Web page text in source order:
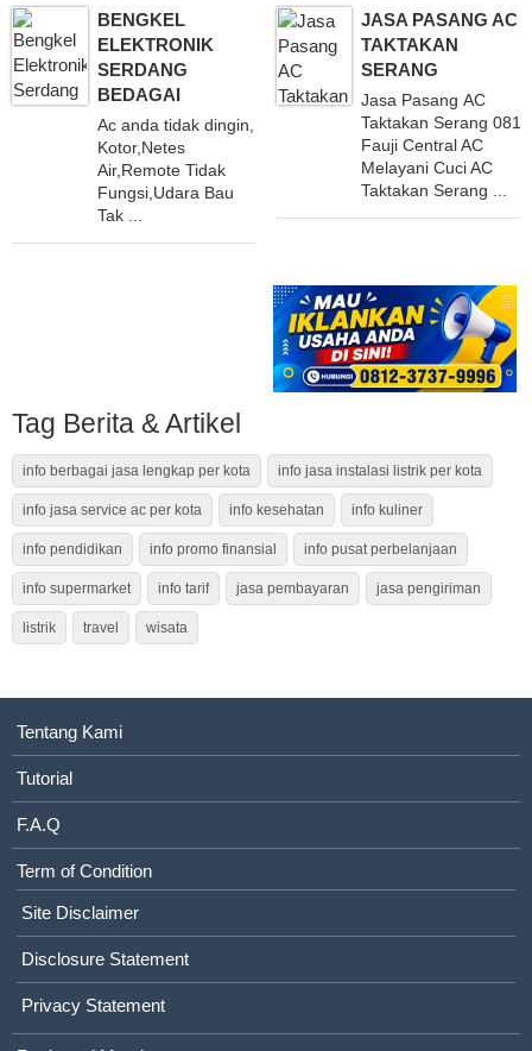
BENGKEL
ELEKTRONIK
SERDANG
BEDAGAI
Ac anda tidak dingin,
Kotor,Netes
Air,Remote Tidak
Fungsi,Udara Bau
Tak ...
JASA PASANG AC
TAKTAKAN
SERANG
Jasa Pasang AC
Taktakan Serang
Fauji Central AC
Melayani Cuci AC
Taktakan Serang ...
Tag Berita & Artikel
info berbagai jasa lengkap per kota info jasa instalasi listrik per kota
info jasa service ac per kota info kesehatan info kuliner
info pendidikan info promo finansial info pusat perbelanjaan
info supermarket info tarif jasa pembayaran jasa pengiriman
listrik travel wisata
Tentang Kami
Tutorial
F.A.Q
Term of Condition
Site Disclaimer
Disclosure Statement
Privacy Statement